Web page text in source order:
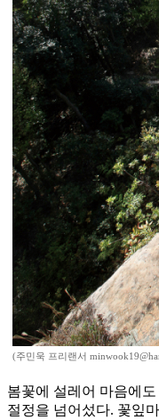
(주민욱 프리랜서
봄꽃에 설레어 마음에
절정을 넘어섰다. 꽃잎